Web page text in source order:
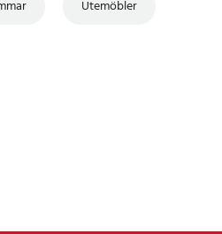
Utemöbler